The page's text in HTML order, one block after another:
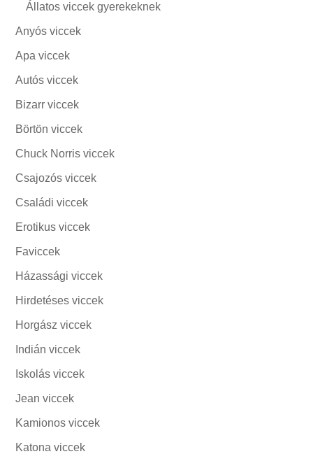
Állatos viccek gyerekeknek
Anyós viccek
Apa viccek
Autós viccek
Bizarr viccek
Börtön viccek
Chuck Norris viccek
Csajozós viccek
Családi viccek
Erotikus viccek
Faviccek
Házassági viccek
Hirdetéses viccek
Horgász viccek
Indián viccek
Iskolás viccek
Jean viccek
Kamionos viccek
Katona viccek